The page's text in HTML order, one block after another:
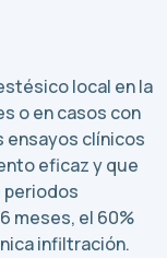
local en la
o en casos con
ensayos clínicos
eficaz y que
periodos
meses, el 60%
infiltración.